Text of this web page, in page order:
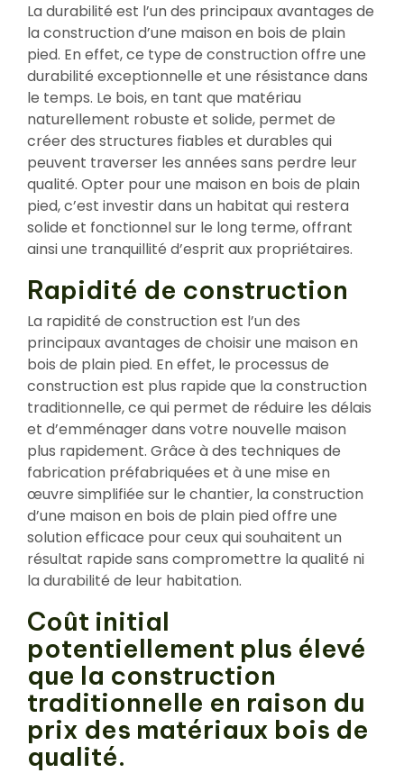
La durabilité est l’un des principaux avantages de
la construction d’une maison en bois de plain
pied. En effet, ce type de construction offre une
durabilité exceptionnelle et une résistance dans
le temps. Le bois, en tant que matériau
naturellement robuste et solide, permet de
créer des structures fiables et durables qui
peuvent traverser les années sans perdre leur
qualité. Opter pour une maison en bois de plain
pied, c’est investir dans un habitat qui restera
solide et fonctionnel sur le long terme, offrant
ainsi une tranquillité d’esprit aux propriétaires.
Rapidité de construction
La rapidité de construction est l’un des
principaux avantages de choisir une maison en
bois de plain pied. En effet, le processus de
construction est plus rapide que la construction
traditionnelle, ce qui permet de réduire les délais
et d’emménager dans votre nouvelle maison
plus rapidement. Grâce à des techniques de
fabrication préfabriquées et à une mise en
œuvre simplifiée sur le chantier, la construction
d’une maison en bois de plain pied offre une
solution efficace pour ceux qui souhaitent un
résultat rapide sans compromettre la qualité ni
la durabilité de leur habitation.
Coût initial
potentiellement plus élevé
que la construction
traditionnelle en raison du
prix des matériaux bois de
qualité.